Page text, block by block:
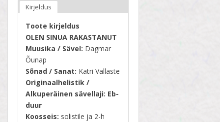
Kirjeldus
Toote kirjeldus
OLEN SINUA RAKASTANUT
Muusika / Sävel: Dagmar
Õunap
Sõnad / Sanat: Katri Vallaste
Originaalhelistik /
Alkuperäinen sävellaji: Eb-
duur
Koosseis: solistile ja 2-h